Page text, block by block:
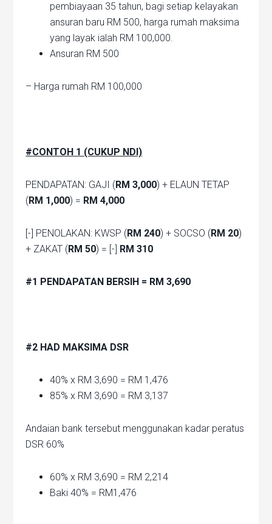
pembiayaan 35 tahun, bagi setiap kelayakan
ansuran baru RM 500, harga rumah maksima
yang layak ialah RM 100,000.
Ansuran RM 500
– Harga rumah RM 100,000
#CONTOH 1 (CUKUP NDI)
PENDAPATAN: GAJI ( RM 3,000) + ELAUN TETAP
( RM 1,000) = RM 4,000
[-] PENOLAKAN: KWSP ( RM 240) + SOCSO ( RM 20)
+ ZAKAT ( RM 50) = [-] RM 310
#1 PENDAPATAN BERSIH = RM 3,690
#2 HAD MAKSIMA DSR
40% x RM 3,690 = RM 1,476
85% x RM 3,690 = RM 3,137
Andaian bank tersebut menggunakan kadar peratus
DSR 60%
60% x RM 3,690 = RM 2,214
Baki 40% = RM1,476